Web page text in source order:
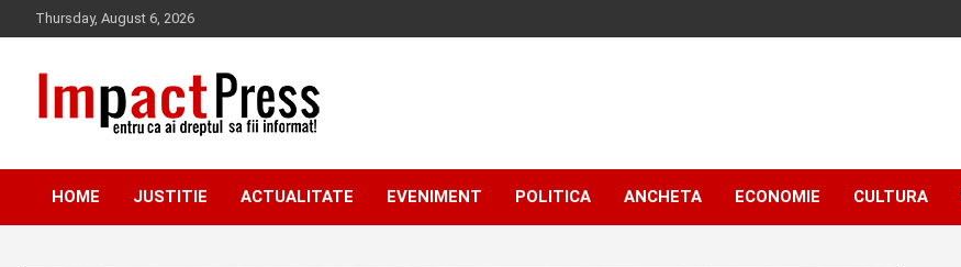
to
Thursday, August 6, 2026
IMPACTPRESS
HOME JUSTITIE ACTUALITATE EVENIMENT POLITICA ANCHETA ECONOMIE CULTURA